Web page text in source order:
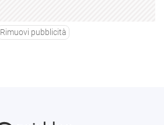
Rimuovi pubblicità